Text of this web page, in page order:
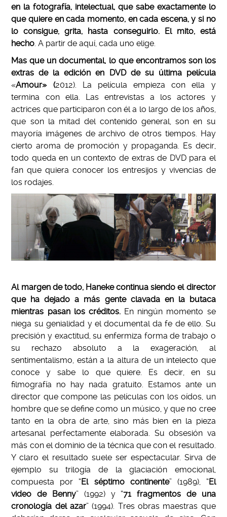
en la fotografía, intelectual, que sabe exactamente lo
que quiere en cada momento, en cada escena, y si no
lo consigue, grita, hasta conseguirlo. El mito, está
hecho. A partir de aquí, cada uno elige.
Mas que un documental, lo que encontramos son los
extras de la edición en DVD de su última película
«Amour» (2012). La película empieza con ella y
termina con ella. Las entrevistas a los actores y
actrices que participaron con él a lo largo de los años,
que son la mitad del contenido general, son en su
mayoría imágenes de archivo de otros tiempos. Hay
cierto aroma de promoción y propaganda. Es decir,
todo queda en un contexto de extras de DVD para el
fan que quiera conocer los entresijos y vivencias de
los rodajes.
Al margen de todo, Haneke continua siendo el director
que ha dejado a más gente clavada en la butaca
mientras pasan los créditos.En ningún momento se
niega su genialidad y el documental da fe de ello. Su
precisión y exactitud, su enfermiza forma de trabajo o
su rechazo absoluto a la exageración, al
sentimentalismo, están a la altura de un intelecto que
conoce y sabe lo que quiere. Es decir, en su
filmografía no hay nada gratuito. Estamos ante un
director que compone las películas con los oídos, un
hombre que se define como un músico, y que no cree
tanto en la obra de arte, sino más bien en la pieza
artesanal perfectamente elaborada. Su obsesión va
más con el dominio de la técnica que con el resultado.
Y claro el resultado suele ser espectacular. Sirva de
ejemplo su trilogía de la glaciación emocional,
compuesta por “El séptimo continente” (1989), “El
video de Benny” (1992) y “71 fragmentos de una
cronología del azar” (1994). Tres obras maestras que